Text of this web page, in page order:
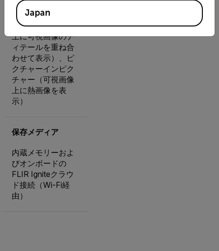
熱画像、可視画
像、MSX（熱画像
上に可視画像のデ
ィテールを重ね合
わせて表示）、ピ
クチャーインピク
チャー（可視画像
上に熱画像を表
示）
保存メディア
内蔵メモリーおよ
びオンボードの
FLIR Igniteクラウ
ド接続（Wi-Fi経
由）
Japan